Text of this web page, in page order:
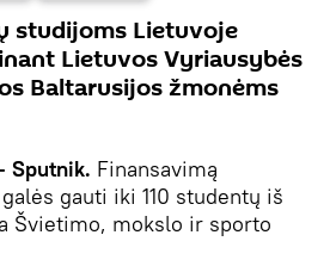
studijoms Lietuvoje
Lietuvos Vyriausybės
Baltarusijos žmonėms
Sputnik. Finansavimą
gauti iki 110 studentų iš
Švietimo, mokslo ir sporto